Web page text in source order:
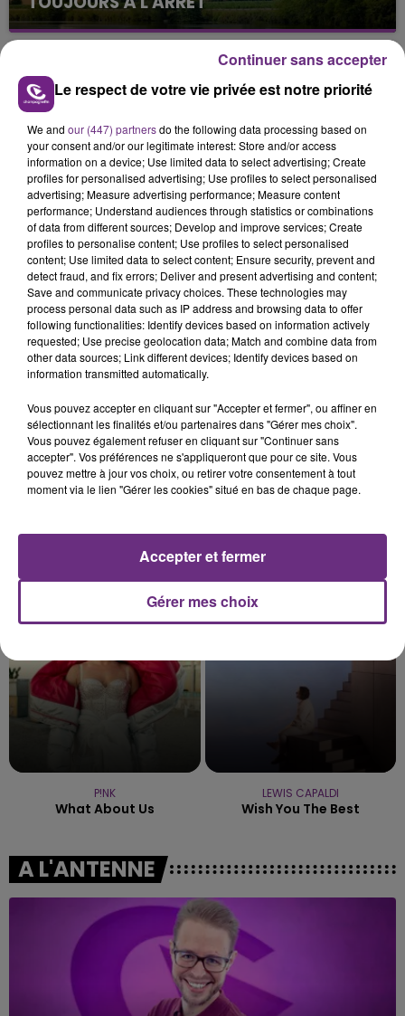
Cela fait déjà une semaine que la centrale
nucléaire ardennaise est à l'arrêt. Une situation
justifiée par la sécheresse intense qui est toujours
présente.
LE MAGASIN JOUÉCLUB DE REIMS FERME
SES PORTES
C'était l'une des institutions du centre-ville
rémois. Le magasin JouéClub est contraint de
fermer ses portes.
TITRES DIFFUSÉS
0h37
0h37
JENNIFER LOPEZ & DAVID GUETTA
Save Me Tonight
0h34
0h34
J'me Demande
P!NK
What About Us
0h26
0h26
LEWIS CAPALDI
Wish You The Best
A L'ANTENNE
Le respect de votre vie privée est notre priorité
We and our (447) partnersdo the following data processing based on
your consent and/or our legitimate interest: Store and/or access
information on a device; Use limited data to select advertising; Create
profiles for personalised advertising; Use profiles to select personalised
advertising; Measure advertising performance; Measure content
performance; Understand audiences through statistics or combinations
of data from different sources; Develop and improve services; Create
profiles to personalise content; Use profiles to select personalised
content; Use limited data to select content; Ensure security, prevent and
detect fraud, and fix errors; Deliver and present advertising and content;
Save and communicate privacy choices. These technologies may
process personal data such as IP address and browsing data to offer
following functionalities: Identify devices based on information actively
requested; Use precise geolocation data; Match and combine data from
other data sources; Link different devices; Identify devices based on
information transmitted automatically.
Vous pouvez accepter en cliquant sur "Accepter et fermer", ou affiner en
sélectionnant les finalités et/ou partenaires dans "Gérer mes choix".
Vous pouvez également refuser en cliquant sur "Continuer sans
accepter". Vos préférences ne s'appliqueront que pour ce site. Vous
pouvez mettre à jour vos choix, ou retirer votre consentement à tout
moment via le lien "Gérer les cookies" situé en bas de chaque page.
Gérer mes choix
Accepter et fermer
Continuer sans accepter